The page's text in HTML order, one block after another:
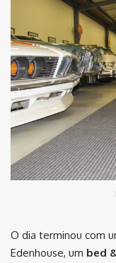
O dia terminou com
Edenhouse, um bed